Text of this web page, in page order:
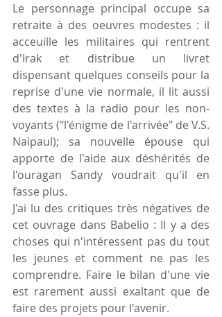
Le personnage principal occupe sa
retraite à des oeuvres modestes : il
acceuille les militaires qui rentrent
d'Irak et distribue un livret
dispensant quelques conseils pour la
reprise d'une vie normale, il lit aussi
des textes à la radio pour les non-
voyants ("l'énigme de l'arrivée" de V.S.
Naipaul); sa nouvelle épouse qui
apporte de l'aide aux déshérités de
l'ouragan Sandy voudrait qu'il en
fasse plus.
J'ai lu des critiques très négatives de
cet ouvrage dans Babelio : Il y a des
choses qui n'intéressent pas du tout
les jeunes et comment ne pas les
comprendre. Faire le bilan d'une vie
est rarement aussi exaltant que de
faire des projets pour l'avenir.